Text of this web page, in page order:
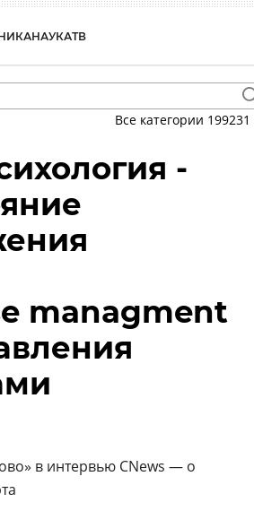
НАУКАТВ
Все категории 199231
-
managment
в интервью CNews — о